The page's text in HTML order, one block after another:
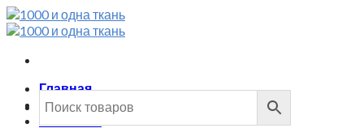
Skip
to
Главная
Каталог